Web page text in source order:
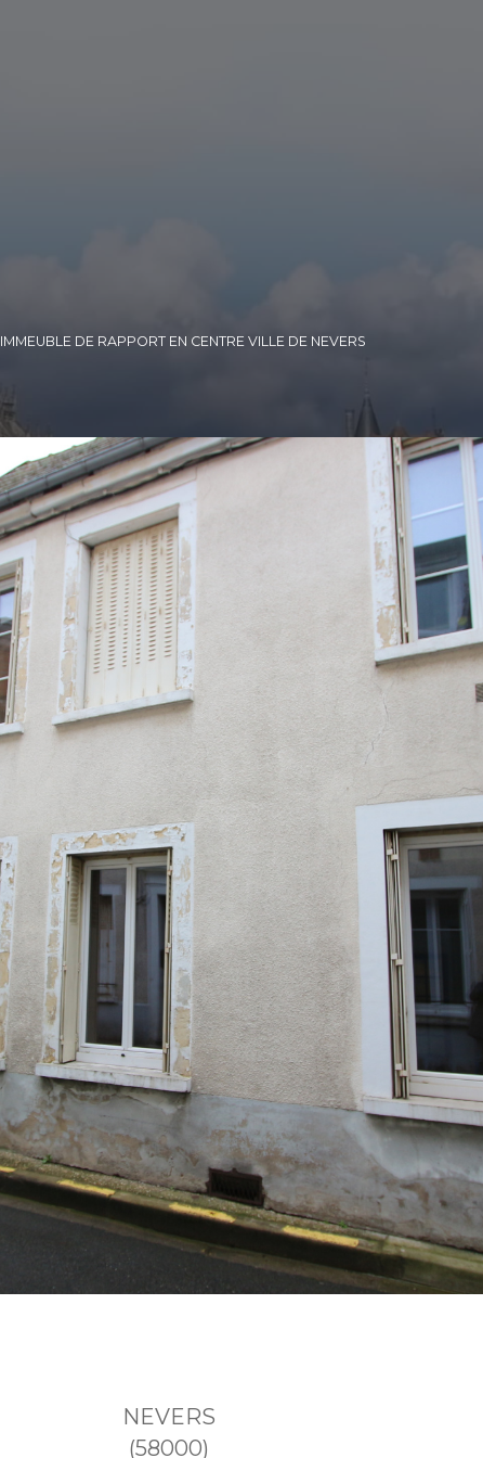
IMMEUBLE DE RAPPORT EN CENTRE VILLE DE NEVERS
NEVERS
(58000)